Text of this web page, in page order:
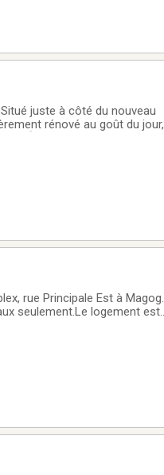
juste à côté du nouveau
rénové au goût du jour,
rue Principale Est à Magog.
seulement.Le logement est